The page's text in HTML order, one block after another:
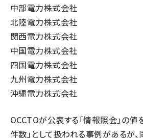
中部電力株式会社
北陸電力株式会社
関西電力株式会社
中国電力株式会社
四国電力株式会社
九州電力株式会社
沖縄電力株式会社
OCCTOが公表する「情報照会」の
件数」として扱われる事例があるが、